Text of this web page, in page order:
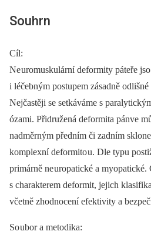
Souhrn
Cíl:
Ne uromuskulární deformity páteře
i léčebným postupem zásadně
Nejčastěji se setkáváme s
ózami. Přidružená deformita pánve
nadměrným předním či zadním
komplexní deformito u. Dle typu
primárně ne uropatické a myopatické.
s charakterem deformit, jejich
včetně zhodnocení efektivity a
So ubor a metodika: